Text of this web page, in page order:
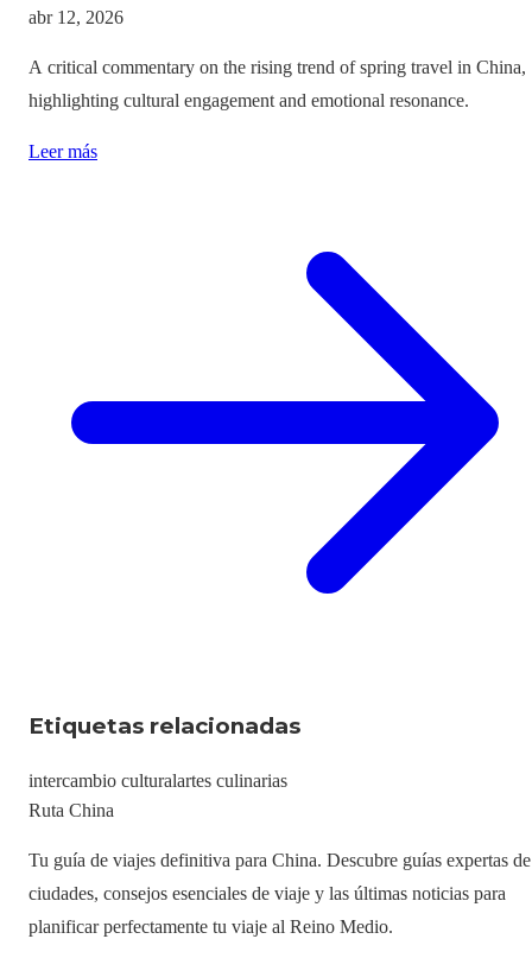
abr 12, 2026
A critical commentary on the rising trend of spring travel in China,
highlighting cultural engagement and emotional resonance.
Leer más
Etiquetas relacionadas
intercambio culturalartes culinarias
Ruta China
Tu guía de viajes definitiva para China. Descubre guías expertas de
ciudades, consejos esenciales de viaje y las últimas noticias para
planificar perfectamente tu viaje al Reino Medio.